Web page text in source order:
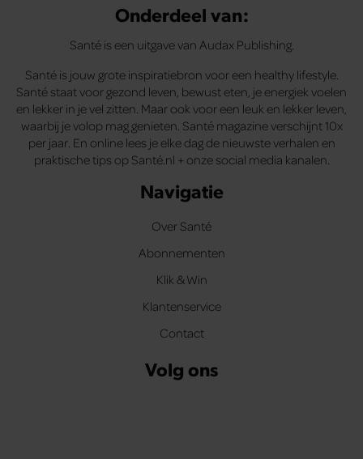
Onderdeel van:
Santé is een uitgave van Audax Publishing.
Santé is jouw grote inspiratiebron voor een healthy lifestyle.
Santé staat voor gezond leven, bewust eten, je energiek voelen
en lekker in je vel zitten. Maar ook voor een leuk en lekker leven,
waarbij je volop mag genieten. Santé magazine verschijnt 10x
per jaar. En online lees je elke dag de nieuwste verhalen en
praktische tips op Santé.nl + onze social media kanalen.
Navigatie
Over Santé
Abonnementen
Klik & Win
Klantenservice
Contact
Volg ons